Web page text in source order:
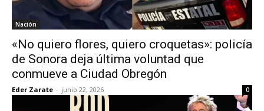
Nación
«No quiero flores, quiero croquetas»: policía
de Sonora deja última voluntad que
conmueve a Ciudad Obregón
Eder Zarate - junio 22, 2026 0